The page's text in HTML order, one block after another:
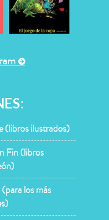
(libros ilustrados)
Fin (libros
los más